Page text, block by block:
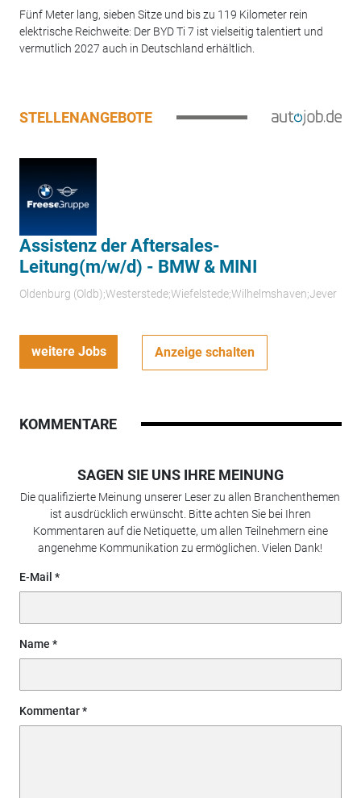
Fünf Meter lang, sieben Sitze und bis zu 119 Kilometer rein
elektrische Reichweite: Der BYD Ti 7 ist vielseitig talentiert und
vermutlich 2027 auch in Deutschland erhältlich.
STELLENANGEBOTE
Assistenz der Aftersales-
Leitung(m/w/d) - BMW & MINI
Oldenburg (Oldb);Westerstede;Wiefelstede;Wilhelmshaven;Jever
weitere Jobs Anzeige schalten
KOMMENTARE
SAGEN SIE UNS IHRE MEINUNG
Die qualifizierte Meinung unserer Leser zu allen Branchenthemen
ist ausdrücklich erwünscht. Bitte achten Sie bei Ihren
Kommentaren auf die Netiquette, um allen Teilnehmern eine
angenehme Kommunikation zu ermöglichen. Vielen Dank!
E-Mail
Name
Kommentar